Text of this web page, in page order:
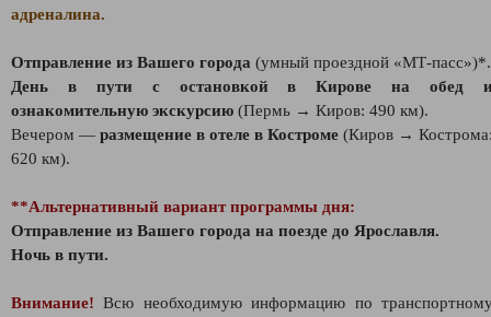
адреналина.
Отправление из Вашего города (умный проездной «МТ-пасс»)*.
День в пути с остановкой в Кирове на обед
ознакомительную экскурсию (Пермь → Киров: 490 км).
Вечером — размещение в отеле в Костроме (Киров →
620 км).
**Альтернативный вариант программы дня:
Отправление из Вашего города на поезде до Ярославля.
Ночь в пути.
Внимание! Всю необходимую информацию по